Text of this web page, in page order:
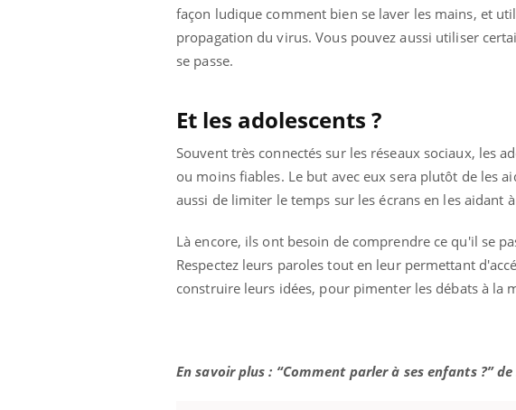
façon ludique comment bien se laver les mains, et
propagation du virus. Vous pouvez aussi utiliser
se passe.
Et les adolescents ?
Souvent très connectés sur les réseaux sociaux, les
ou moins fiables. Le but avec eux sera plutôt de les
aussi de limiter le temps sur les écrans en les aidant
Là encore, ils ont besoin de comprendre ce qu'il se
Respectez leurs paroles tout en leur permettant
construire leurs idées, pour pimenter les débats à la
En savoir plus : “Comment parler à ses enfants ?”
Eczéma Chronique des Mains : se
L'été arrive… et avec lui, un tout nouveau
soleil, activités en plein air… Nos mains
Youtube
Diabète &
Le Ramadan
nombreuses
diabète, c'est une
défis, mais ...